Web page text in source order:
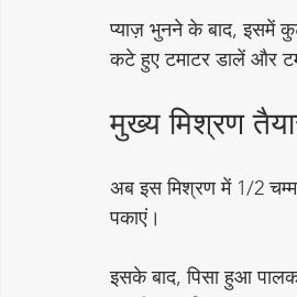
प्याज़ भुनने के बाद, इसमें
कटे हुए टमाटर डालें और
मुख्य मिश्रण
अब इस मिश्रण में 1/2
पकाएं।
इसके बाद, पिसा हुआ